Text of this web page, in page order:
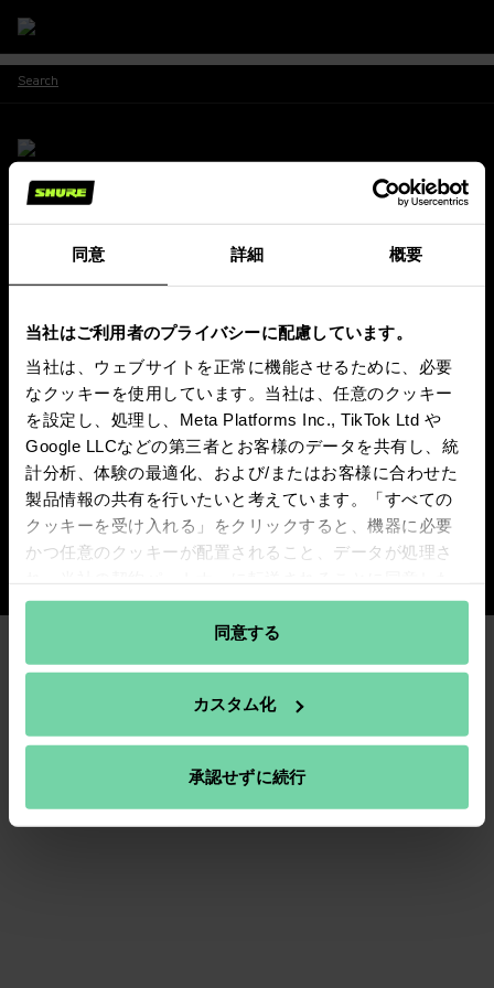
同意 詳細 概要
当社はご利用者のプライバシーに配慮しています。
当社は、ウェブサイトを正常に機能させるために、必要
なクッキーを使用しています。当社は、任意のクッキー
を設定し、処理し、Meta Platforms Inc., TikTok Ltd や
Google LLCなどの第三者とお客様のデータを共有し、統
計分析、体験の最適化、および/またはお客様に合わせた
製品情報の共有を行いたいと考えています。「すべての
クッキーを受け入れる」をクリックすると、機器に必要
かつ任意のクッキーが配置されること、データが処理さ
ものとみなされます。どのようにクッキーを使用するか
Shure’s cookie policy
クッキーの設定を変更する」を クリックすると、クッキ
弊社のパートナーを見る
同意する
カスタム化
承認せずに続行
Search
新製品情報やイベント情報など、さまざまな最新情報をメールでお知
ニュースレター購読
(Opens in a new tab)
製品情報
SHUREについて
インサイトとイベント
サポート
(Opens in a new tab)
(Opens in a new tab)
(Opens in a new tab)
(Opens in a new tab)
©2026 Shure Inc. All Rights Reserved.